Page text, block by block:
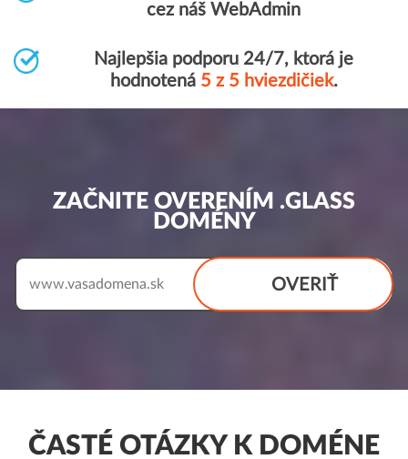
cez náš WebAdmin
Najlepšia podporu 24/7, ktorá je
hodnotená 5 z 5 hviezdičiek.
ZAČNITE OVERENÍM .GLASS
DOMÉNY
OVERIŤ
www.
ČASTÉ OTÁZKY K DOMÉNE